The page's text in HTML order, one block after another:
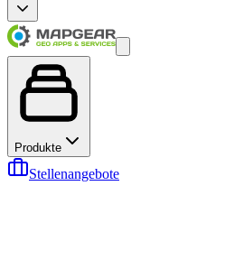
Produkte
Stellenangebote